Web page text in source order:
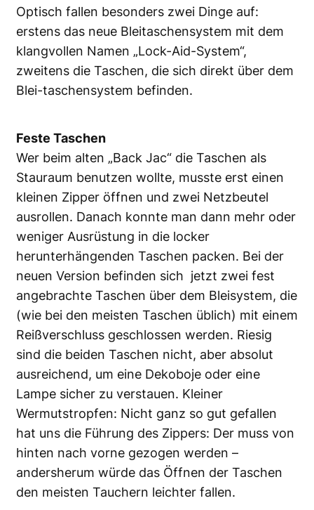
Optisch fallen besonders zwei Dinge auf:
erstens das neue Bleitaschensystem mit dem
klangvollen Namen „Lock-Aid-System“,
zweitens die Taschen, die sich direkt über dem
Blei-taschensystem befinden.
Feste Taschen
Wer beim alten „Back Jac“ die Taschen als
Stauraum benutzen wollte, musste erst einen
kleinen Zipper öffnen und zwei Netzbeutel
ausrollen. Danach konnte man dann mehr oder
weniger Ausrüstung in die locker
herunterhängenden Taschen packen. Bei der
neuen Version befinden sich jetzt zwei fest
angebrachte Taschen über dem Bleisystem, die
(wie bei den meisten Taschen üblich) mit einem
Reißverschluss geschlossen werden. Riesig
sind die beiden Taschen nicht, aber absolut
ausreichend, um eine Dekoboje oder eine
Lampe sicher zu verstauen. Kleiner
Wermutstropfen: Nicht ganz so gut gefallen
hat uns die Führung des Zippers: Der muss von
hinten nach vorne gezogen werden –
andersherum würde das Öffnen der Taschen
den meisten Tauchern leichter fallen.